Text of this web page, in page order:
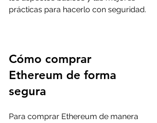
prácticas para hacerlo con seguridad.
Cómo comprar
Ethereum de forma
segura
Para comprar Ethereum de manera